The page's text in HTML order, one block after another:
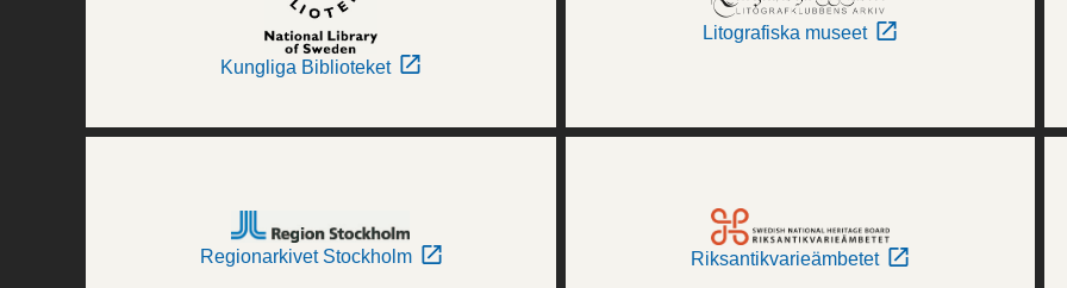
Kungliga Biblioteket
Litografiska museet
Regionarkivet Stockholm Riksantikvarieämbetet